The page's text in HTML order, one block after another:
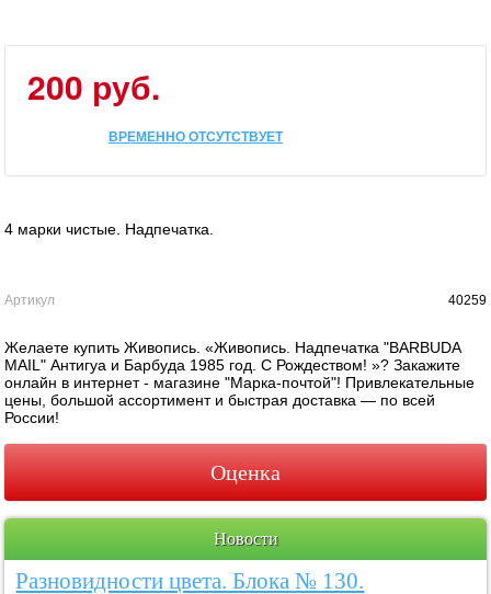
200 руб.
ВРЕМЕННО ОТСУТСТВУЕТ
4 марки чистые. Надпечатка.
Артикул 40259
Желаете купить Живопись. «Живопись. Надпечатка "BARBUDA
MAIL" Антигуа и Барбуда 1985 год. С Рождеством! »? Закажите
онлайн в интернет - магазине "Марка-почтой"! Привлекательные
цены, большой ассортимент и быстрая доставка — по всей
России!
Оценка
Новости
Разновидности цвета. Блока № 130.